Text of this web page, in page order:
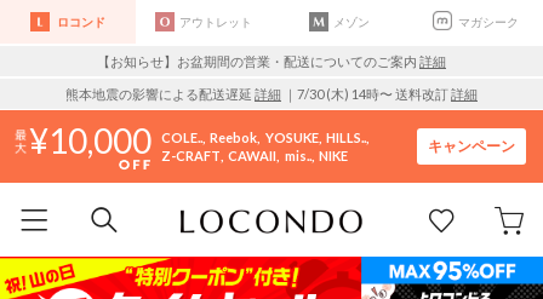
ロコンド アウトレット メゾン マガシーク
【お知らせ】お盆期間の営業・配送についてのご案内 詳細
熊本地震の影響による配送遅延 詳細 ｜7/30 (木) 14時〜 送料改訂詳細
10,000 COLE.. Reebok YOSUKE HILLS..
Z-CRAFT CAWAII mis.. NIKE
キャンペーン